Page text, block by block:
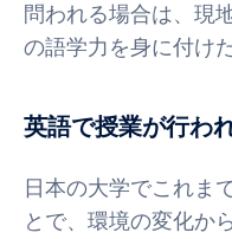
問われる場合は、現
の語学力を身に付け
英語で授業が行わ
日本の大学でこれま
とで、環境の変化か